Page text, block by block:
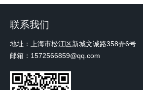
联系我们
地址：上海市松江区新城文诚路358弄6号
邮箱：1572566859@qq.com